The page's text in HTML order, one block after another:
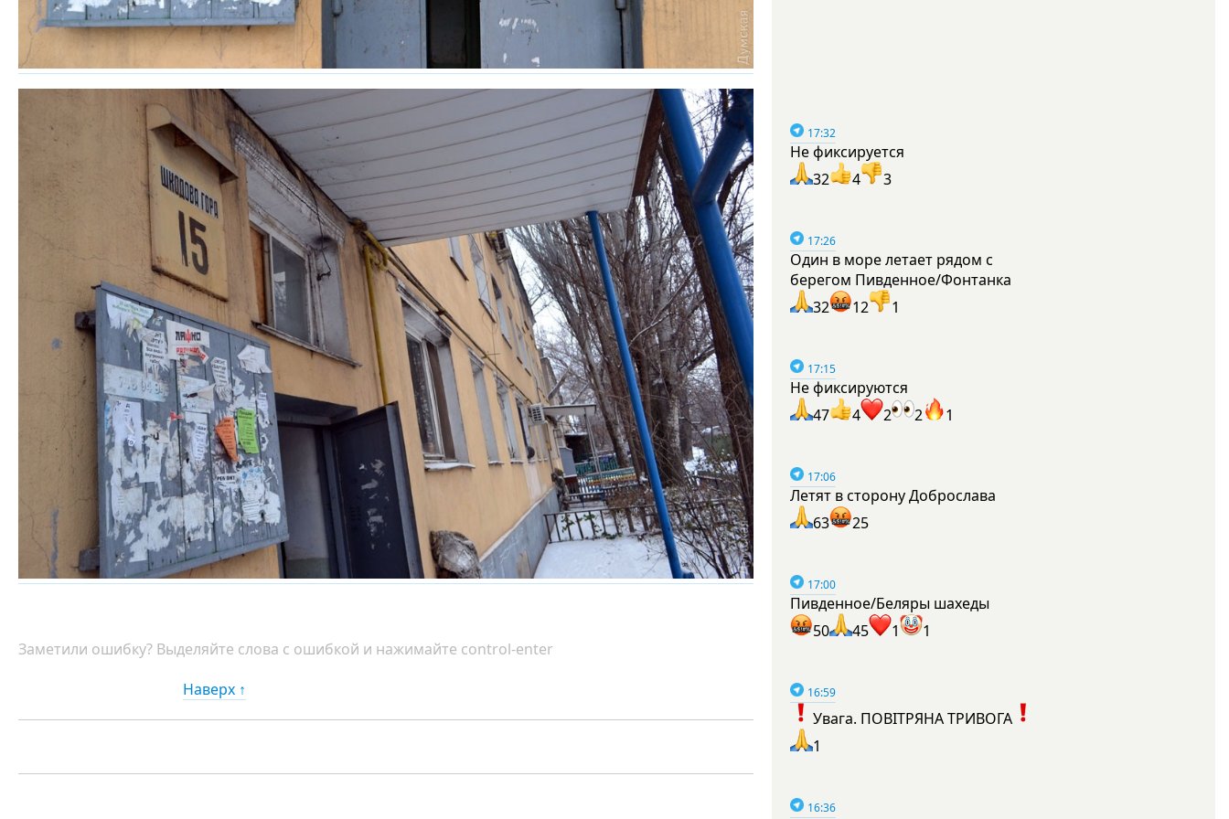
Заметили ошибку? Выделяйте слова с ошибкой и нажимайте control-enter
Наверх ↑
17:32
Не фиксируется
32
4 3
17:26
Один в море летает рядом с
берегом Пивденное/Фонтанка
32
12 1
17:15
Не фиксируются
47
4 2 2 1
17:06
Летят в сторону Доброслава
63
25
17:00
Пивденное/Беляры шахеды
50
45 1 1
16:59
Увага. ПОВІТРЯНА ТРИВОГА
1
16:36